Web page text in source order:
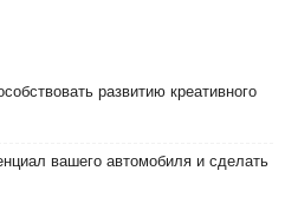
развитию креативного
вашего автомобиля и сделать